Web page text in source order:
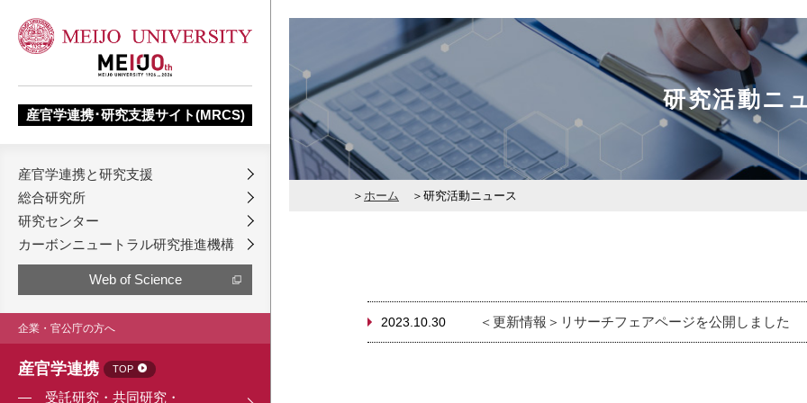
産官学連携･研究支援サイト(MRCS)
産官学連携と研究支援
総合研究所
研究センター
カーボンニュートラル研究推進機構
Web of Science
企業・官公庁の方へ
産官学連携 TOP
受託研究・共同研究・
研究活動ニ
ホーム 研究活動ニュース
2023.10.30 ＜更新情報＞リサーチフェアページを公開しました